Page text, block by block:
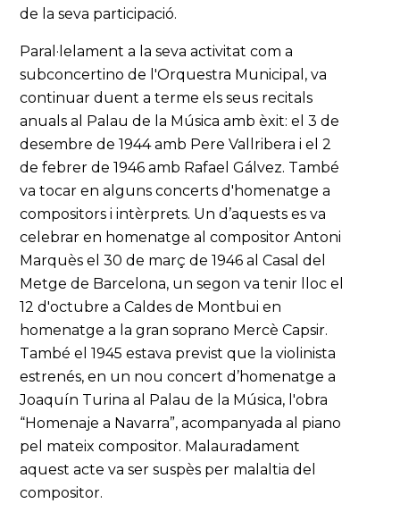
de la seva participació.
Paral·lelament a la seva activitat com a
subconcertino de l'Orquestra Municipal, va
continuar duent a terme els seus recitals
anuals al Palau de la Música amb èxit: el 3 de
desembre de 1944 amb Pere Vallribera i el 2
de febrer de 1946 amb Rafael Gálvez. També
va tocar en alguns concerts d'homenatge a
compositors i intèrprets. Un d’aquests es va
celebrar en homenatge al compositor Antoni
Marquès el 30 de març de 1946 al Casal del
Metge de Barcelona, un segon va tenir lloc el
12 d'octubre a Caldes de Montbui en
homenatge a la gran soprano Mercè Capsir.
També el 1945 estava previst que la violinista
estrenés, en un nou concert d’homenatge a
Joaquín Turina al Palau de la Música, l'obra
“Homenaje a Navarra”, acompanyada al piano
pel mateix compositor. Malauradament
aquest acte va ser suspès per malaltia del
compositor.